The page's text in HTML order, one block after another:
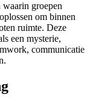
waarin groepen
om binnen
ruimte. Deze
een mysterie,
communicatie